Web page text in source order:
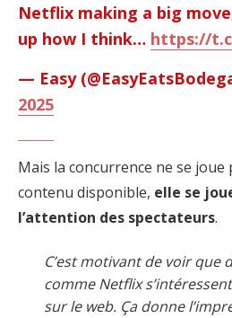
Netflix making a big
up how I think… https://
— Easy
2025
Mais la concurrence ne se
contenu disponible, elle se
l’attention des spectateurs.
C’est motivant de voir que
comme Netflix
sur le web. Ça donne